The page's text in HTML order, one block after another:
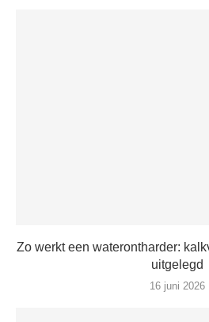
Zo werkt een waterontharder:
uitgelegd
16 juni 2026